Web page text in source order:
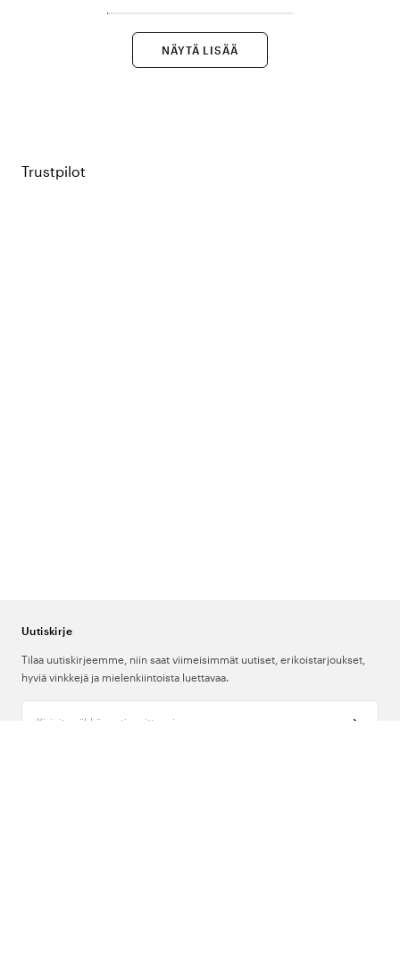
NÄYTÄ LISÄÄ
Trustpilot
Uutiskirje
Tilaa uutiskirjeemme, niin saat viimeisimmät uutiset, erikoistarjoukset,
hyviä vinkkejä ja mielenkiintoista luettavaa.